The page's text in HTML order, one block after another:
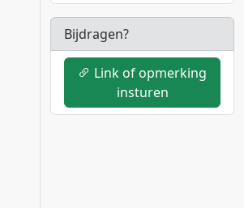
Bijdragen?
Link of opmerking
insturen